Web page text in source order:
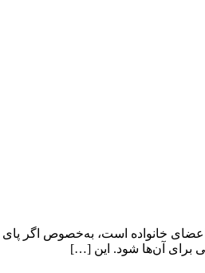
خانواده است، به‌خصوص اگر
برای آن‌ها شود. این […]